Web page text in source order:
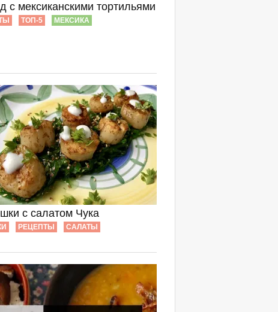
с мексиканскими тортильями
ТОП-5 МЕКСИКА
с салатом Чука
РЕЦЕПТЫ САЛАТЫ